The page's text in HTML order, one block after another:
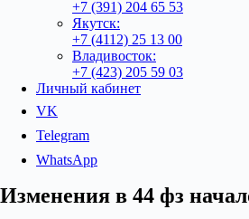
+7 (391) 204 65 53
Якутск:
+7 (4112) 25 13 00
Владивосток:
+7 (423) 205 59 03
Личный кабинет
VK
Telegram
WhatsApp
Изменения в 44 фз